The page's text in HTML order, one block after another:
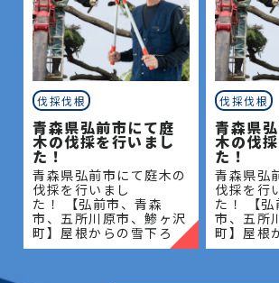
伐採伐根
青森県弘前市にて庭
木の伐採を行いまし
た！
青森県弘前市にて庭木の
伐採を行いまし
た！ 【弘前市、青森
市、五所川原市、鯵ヶ沢
町】屋根からの雪下ろ
し・除雪・排雪などの作
伐採伐根
青森県
木の伐
た！
青森県弘
伐採を行
た！ 【弘
市、五所
町】屋根
し・除雪